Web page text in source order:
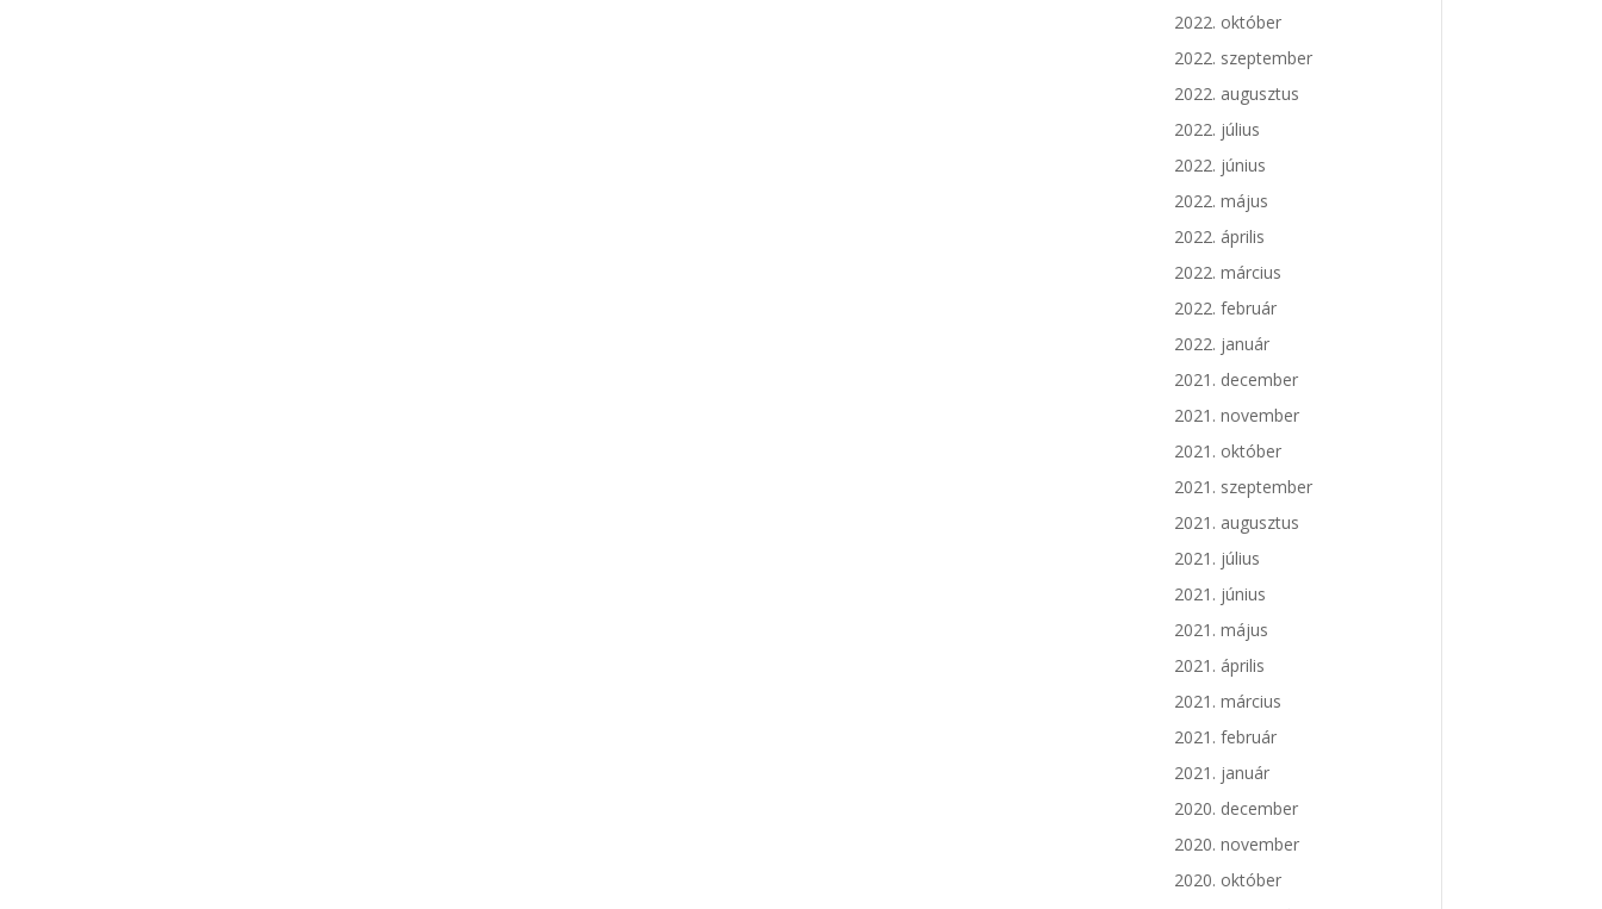
2022. október
2022. szeptember
2022. augusztus
2022. július
2022. június
2022. május
2022. április
2022. március
2022. február
2022. január
2021. december
2021. november
2021. október
2021. szeptember
2021. augusztus
2021. július
2021. június
2021. május
2021. április
2021. március
2021. február
2021. január
2020. december
2020. november
2020. október